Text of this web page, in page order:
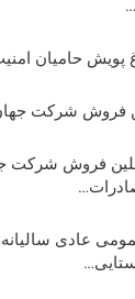
پویش حامیان
فروش شرکت
فروش شرکت
عادی